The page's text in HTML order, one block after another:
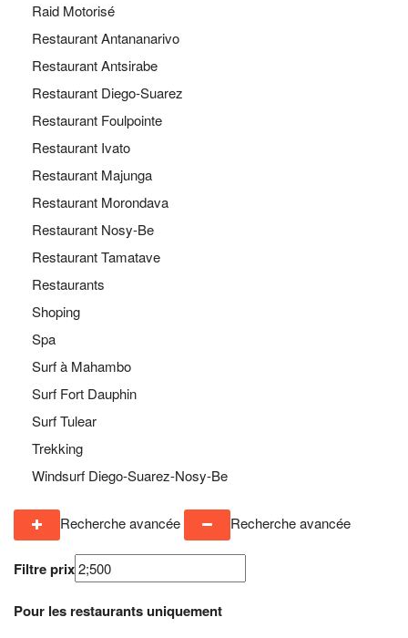
Raid Motorisé
Restaurant Antananarivo
Restaurant Antsirabe
Restaurant Diego-Suarez
Restaurant Foulpointe
Restaurant Ivato
Restaurant Majunga
Restaurant Morondava
Restaurant Nosy-Be
Restaurant Tamatave
Restaurants
Shoping
Spa
Surf à Mahambo
Surf Fort Dauphin
Surf Tulear
Trekking
Windsurf Diego-Suarez-Nosy-Be
Recherche avancée Recherche avancée
Filtre prix
Pour les restaurants uniquement